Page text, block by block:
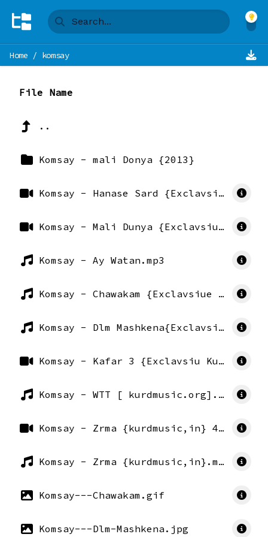
Home / komsay
File Name
..
Komsay - mali Donya {2013}
Komsay - Hanase Sard {Exclavsiu KurdMusic} 480.mp4
Komsay - Mali Dunya {Exclavsiu KurdMusic} 480.mp4
Komsay - Ay Watan.mp3
Komsay - Chawakam {Exclavsiue KurdMusic}.mp3
Komsay - Dlm Mashkena{Exclavsiue KurdMusic}320.mp3
Komsay - Kafar 3 {Exclavsiu KurdMusic} 480.mp4
Komsay - WTT [ kurdmusic.org].mp3
Komsay - Zrma {kurdmusic,in} 480.mp4
Komsay - Zrma {kurdmusic,in}.mp3
Komsay---Chawakam.gif
Komsay---Dlm-Mashkena.jpg